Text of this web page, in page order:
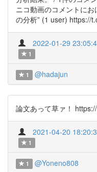
ニコ動画のコメントに
の分析” (1 user) https://
2022-01-29
1
1 @hadajun
論文あって草ァ！
2021-04-20
1
1 @Yoneno808